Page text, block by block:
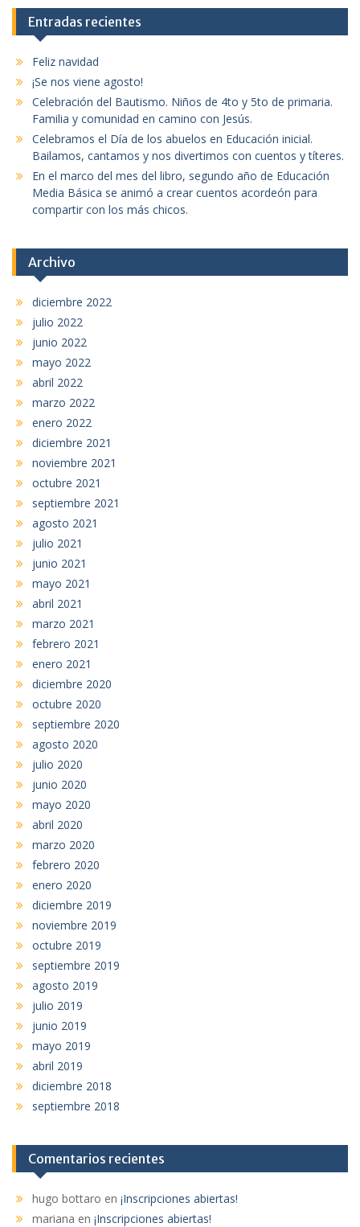
Entradas recientes
Feliz navidad
¡Se nos viene agosto!
Celebración del Bautismo. Niños de 4to y 5to de primaria.
Familia y comunidad en camino con Jesús.
Celebramos el Día de los abuelos en Educación inicial.
Bailamos, cantamos y nos divertimos con cuentos y títeres.
En el marco del mes del libro, segundo año de Educación
Media Básica se animó a crear cuentos acordeón para
compartir con los más chicos.
Archivo
diciembre 2022
julio 2022
junio 2022
mayo 2022
abril 2022
marzo 2022
enero 2022
diciembre 2021
noviembre 2021
octubre 2021
septiembre 2021
agosto 2021
julio 2021
junio 2021
mayo 2021
abril 2021
marzo 2021
febrero 2021
enero 2021
diciembre 2020
octubre 2020
septiembre 2020
agosto 2020
julio 2020
junio 2020
mayo 2020
abril 2020
marzo 2020
febrero 2020
enero 2020
diciembre 2019
noviembre 2019
octubre 2019
septiembre 2019
agosto 2019
julio 2019
junio 2019
mayo 2019
abril 2019
diciembre 2018
septiembre 2018
Comentarios recientes
hugo bottaro en ¡Inscripciones abiertas!
mariana en ¡Inscripciones abiertas!